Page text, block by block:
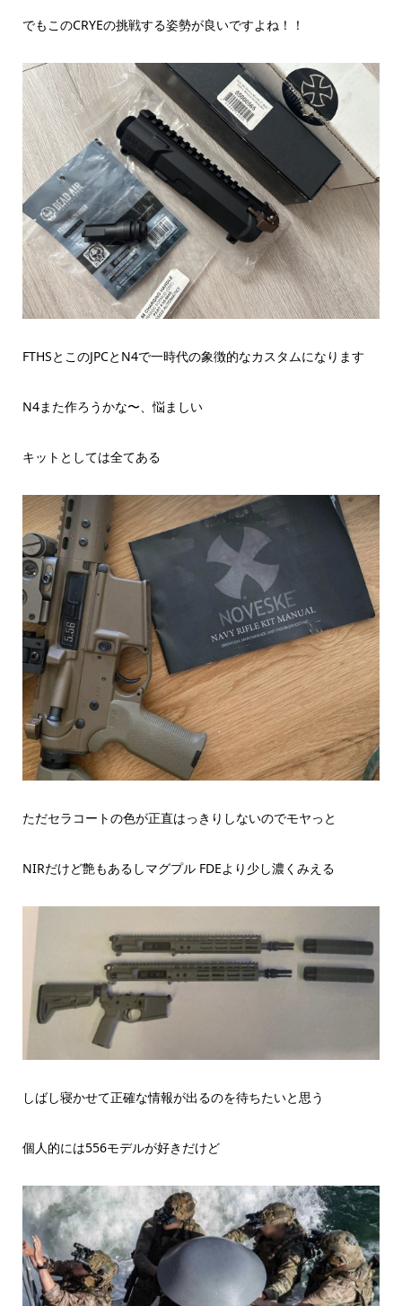
でもこのCRYEの挑戦する姿勢が良いですよね！！
FTHSとこのJPCとN4で一時代の象徴的なカスタムになります
N4また作ろうかな〜、悩ましい
キットとしては全てある
ただセラコートの色が正直はっきりしないのでモヤっと
NIRだけど艶もあるしマグプル FDEより少し濃くみえる
しばし寝かせて正確な情報が出るのを待ちたいと思う
個人的には556モデルが好きだけど